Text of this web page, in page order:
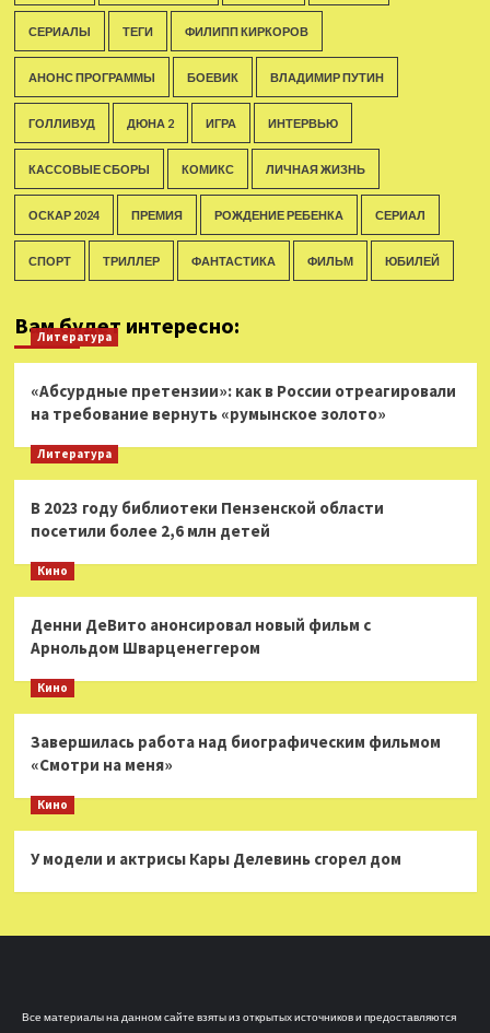
СЕРИАЛЫ ТЕГИ ФИЛИПП КИРКОРОВ
АНОНС ПРОГРАММЫ БОЕВИК ВЛАДИМИР ПУТИН
ГОЛЛИВУД ДЮНА 2 ИГРА ИНТЕРВЬЮ
КАССОВЫЕ СБОРЫ КОМИКС ЛИЧНАЯ ЖИЗНЬ
ОСКАР 2024 ПРЕМИЯ РОЖДЕНИЕ РЕБЕНКА СЕРИАЛ
СПОРТ ТРИЛЛЕР ФАНТАСТИКА ФИЛЬМ ЮБИЛЕЙ
Вам будет интересно:
Литература
«Абсурдные претензии»: как в России отреагировали
на требование вернуть «румынское золото»
Литература
В 2023 году библиотеки Пензенской области
посетили более 2,6 млн детей
Кино
Денни ДеВито анонсировал новый фильм с
Арнольдом Шварценеггером
Кино
Завершилась работа над биографическим фильмом
«Смотри на меня»
Кино
У модели и актрисы Кары Делевинь сгорел дом
Все материалы на данном сайте взяты из открытых источников и предоставляются